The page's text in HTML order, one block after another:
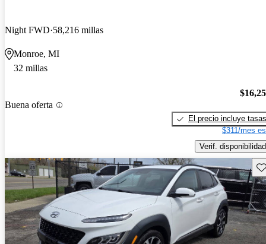
Night FWD 58,216 millas
Monroe, MI
32 millas
Buena oferta
El precio incluye tasas
$311/mes
Verif. disponibilidad